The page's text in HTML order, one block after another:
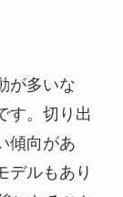
が多いな
す。切り出
傾向があ
デルもあり